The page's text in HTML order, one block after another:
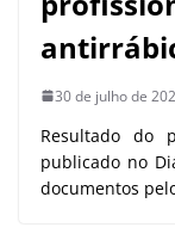
30 de julho de
Resultado do
publicado no
documentos